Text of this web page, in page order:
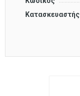
Κατασκευαστής